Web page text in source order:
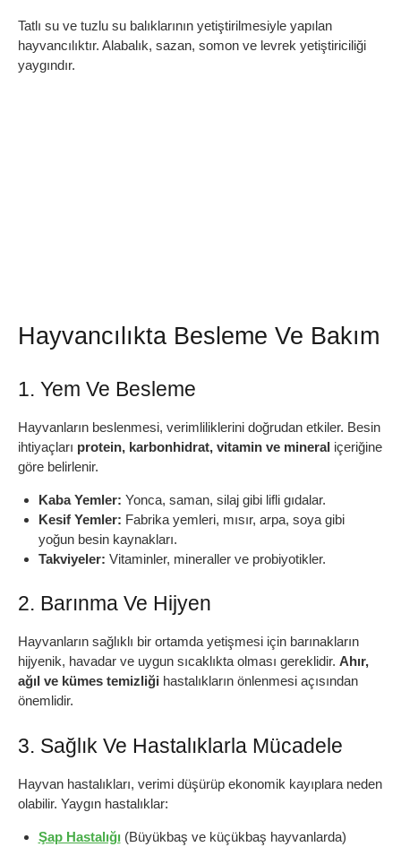
Tatlı su ve tuzlu su balıklarının yetiştirilmesiyle yapılan
hayvancılıktır. Alabalık, sazan, somon ve levrek yetiştiriciliği
yaygındır.
Hayvancılıkta Besleme Ve Bakım
1. Yem Ve Besleme
Hayvanların beslenmesi, verimliliklerini doğrudan etkiler. Besin
ihtiyaçları protein, karbonhidrat, vitamin ve mineral içeriğine
göre belirlenir.
Kaba Yemler: Yonca, saman, silaj gibi lifli gıdalar.
Kesif Yemler: Fabrika yemleri, mısır, arpa, soya gibi
yoğun besin kaynakları.
Takviyeler: Vitaminler, mineraller ve probiyotikler.
2. Barınma Ve Hijyen
Hayvanların sağlıklı bir ortamda yetişmesi için barınakların
hijyenik, havadar ve uygun sıcaklıkta olması gereklidir. Ahır,
ağıl ve kümes temizliği hastalıkların önlenmesi açısından
önemlidir.
3. Sağlık Ve Hastalıklarla Mücadele
Hayvan hastalıkları, verimi düşürüp ekonomik kayıplara neden
olabilir. Yaygın hastalıklar:
Şap Hastalığı (Büyükbaş ve küçükbaş hayvanlarda)